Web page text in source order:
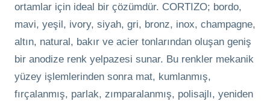
ortamlar için ideal bir çözümdür. CORTIZO; bordo,
mavi, yeşil, ivory, siyah, gri, bronz, inox, champagne,
altın, natural, bakır ve acier tonlarından oluşan geniş
bir anodize renk yelpazesi sunar. Bu renkler mekanik
yüzey işlemlerinden sonra mat, kumlanmış,
fırçalanmış, parlak, zımparalanmış, polisajlı, yeniden